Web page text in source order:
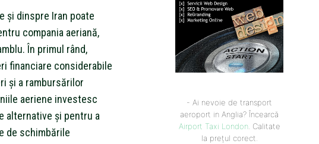
și dinspre Iran poate
compania aeriană,
În primul rând,
financiare considerabile
și a rambursărilor
aeriene investesc
alternative și pentru a
de schimbările
- Ai nevoie de transport
aeroport in Anglia? Încearcă
Airport Taxi London. Calitate
la prețul corect.